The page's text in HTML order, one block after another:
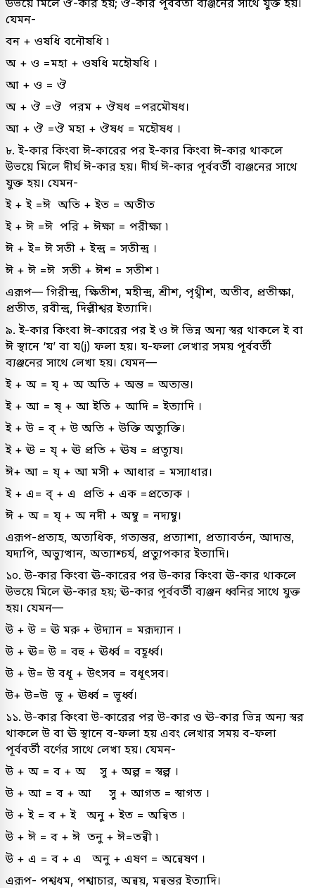
যেমন-
বন + ওষধি বনৌষধি ৷
অ + ও =মহা + ওষধি মহৌষধি ।
আ + ও = ঔ
অ + ঔ =ঔ পরম + ঔষধ =পরমৌষধ।
আ + ঔ =ঔ মহা + ঔষধ = মহৌষধ ।
৮. ই-কার কিংবা ঈ-কারের পর ই-কার কিংবা ঈ-কার থাকলে
উভয়ে মিলে দীর্ঘ ঈ-কার হয়। দীর্ঘ ঈ-কার পূর্ববর্তী ব্যঞ্জনের সাথে
যুক্ত হয়। যেমন-
ই + ই =ঈ অতি + ইত = অতীত
ই + ঈ =ঈ পরি + ঈক্ষা = পরীক্ষা ৷
ঈ + ই= ঈ সতী + ইন্দ্ৰ = সতীন্দ্র ।
ঈ + ঈ =ঈ সতী + ঈশ = সতীশ ৷
এরূপ— গিরীন্দ্র, ক্ষিতীশ, মহীন্দ্র, শ্রীশ, পৃথ্বীশ, অতীব, প্রতীক্ষা,
প্রতীত, রবীন্দ্র, দিল্লীশ্বর ইত্যাদি।
৯. ই-কার কিংবা ঈ-কারের পর ই ও ঈ ভিন্ন অন্য স্বর থাকলে ই বা
ঈ স্থানে ‘য’ বা য(j) ফলা হয়। য-ফলা লেখার সময় পূর্ববর্তী
ব্যঞ্জনের সাথে লেখা হয়। যেমন—
ই + অ = য্ + অ অতি + অন্ত = অত্যন্ত।
ই + আ = ষ্ + আ ইতি + আদি = ইত্যাদি ।
ই + উ = ব্ + উ অতি + উক্তি অত্যুক্তি।
ই + ঊ = য্ + ঊ প্ৰতি + ঊষ = প্রত্যূষ।
ঈ+ আ = য্ + আ মসী + আধার = মস্যাধার।
ই + এ= ব্ + এ প্রতি + এক =প্রত্যেক ।
ঈ + অ = য্ + অ নদী + অম্বু = নদ্যম্বু।
এরূপ-প্রত্যহ, অত্যধিক, গত্যন্তর, প্রত্যাশা, প্রত্যাবর্তন, আদ্যন্ত,
যদ্যপি, অভ্যুত্থান, অত্যাশ্চর্য, প্রত্যুপকার ইত্যাদি।
১০. উ-কার কিংবা ঊ-কারের পর উ-কার কিংবা ঊ-কার থাকলে
উভয়ে মিলে ঊ-কার হয়; ঊ-কার পূর্ববর্তী ব্যঞ্জন ধ্বনির সাথে যুক্ত
হয়। যেমন—
উ + উ = ঊ মরু + উদ্যান = মরূদ্যান ।
উ + ঊ= উ = বহু + ঊর্ধ্ব = বহূর্ধ্ব।
উ + উ= উ বধূ + উৎসব = বধূৎসব।
উ+ উ=উ ভূ + ঊর্ধ্ব = ভূর্ধ্ব।
১১. উ-কার কিংবা উ-কারের পর উ-কার ও ঊ-কার ভিন্ন অন্য স্বর
থাকলে উ বা ঊ স্থানে ব-ফলা হয় এবং লেখার সময় ব-ফলা
পূর্ববর্তী বর্ণের সাথে লেখা হয়। যেমন-
উ + অ = ব + অ সু + অল্প = স্বল্প ।
উ + আ = ব + আ সু + আগত = স্বাগত ।
উ + ই = ব + ই অনু + ইত = অন্বিত ।
উ + ঈ = ব + ঈ তনু + ঈ=তন্বী ৷
উ + এ = ব + এ অনু + এষণ = অন্বেষণ ।
এরূপ- পশ্বধম, পশ্বাচার, অন্বয়, মন্বন্তর ইত্যাদি।